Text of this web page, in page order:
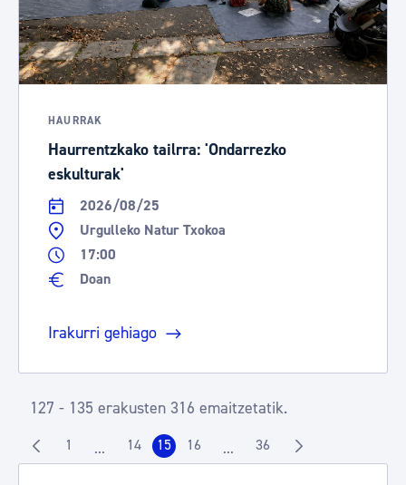
HAURRAK
Haurrentzkako tailrra: 'Ondarrezko
eskulturak'
2026/08/25
Urgulleko Natur Txokoa
17:00
Doan
Irakurri gehiago
127 - 135 erakusten 316 emaitzetatik.
Orrialdea
1 ...Intermediate Pages Use TAB to navigate.
Orrialdea
14 Orrialdea
15 Orrialdea
16 ...Intermediate Pages Use TAB
Orrialdea
36